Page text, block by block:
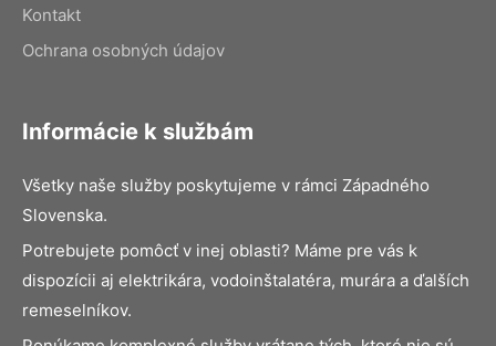
Kontakt
Ochrana osobných údajov
Informácie k službám
Všetky naše služby poskytujeme v rámci Západného
Slovenska.
Potrebujete pomôcť v inej oblasti? Máme pre vás k
dispozícii aj elektrikára, vodoinštalatéra, murára a ďalších
remeselníkov.